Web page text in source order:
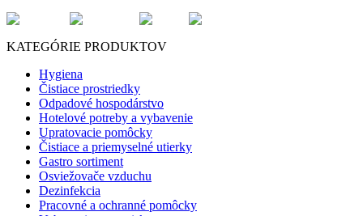
KATEGÓRIE PRODUKTOV
Hygiena
Čistiace prostriedky
Odpadové hospodárstvo
Hotelové potreby a vybavenie
Upratovacie pomôcky
Čistiace a priemyselné utierky
Gastro sortiment
Osviežovače vzduchu
Dezinfekcia
Pracovné a ochranné pomôcky